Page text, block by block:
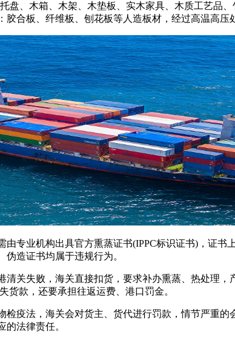
、木箱、木架、木垫板、实木家具、木质工艺品
合板、纤维板、刨花板等人造板材，经过高温高压
业机构出具官方熏蒸证书(IPPC标识证书)，证书
造证书均属于违规行为。
失败，海关直接扣货，要求补办熏蒸、热处理，
货款，还要承担往返运费、港口罚金。
法，海关会对货主、货代进行罚款，情节严重的
法律责任。